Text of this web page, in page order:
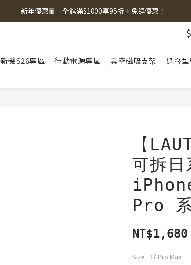
新年優惠🧧｜全館滿$1000享95折 + 免運優惠！
$
新機S26專區 行動電源專區 真空磁吸支架 選擇
【
可拆日
Pro 系
NT$1,680
Size : 17 Pro Max